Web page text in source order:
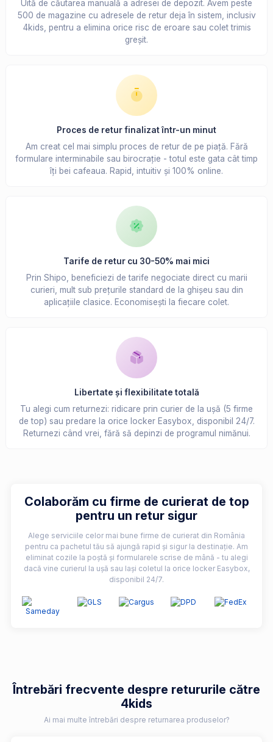
Uită de căutarea manuală a adresei de depozit. Avem peste
500 de magazine cu adresele de retur deja în sistem, inclusiv
4kids, pentru a elimina orice risc de eroare sau colet trimis
greșit.
Proces de retur finalizat într-un minut
Am creat cel mai simplu proces de retur de pe piață. Fără
formulare interminabile sau birocrație - totul este gata cât timp
îți bei cafeaua. Rapid, intuitiv și 100% online.
Tarife de retur cu 30-50% mai mici
Prin Shipo, beneficiezi de tarife negociate direct cu marii
curieri, mult sub prețurile standard de la ghișeu sau din
aplicațiile clasice. Economisești la fiecare colet.
Libertate și flexibilitate totală
Tu alegi cum returnezi: ridicare prin curier de la ușă (5 firme
de top) sau predare la orice locker Easybox, disponibil 24/7.
Returnezi când vrei, fără să depinzi de programul nimănui.
Colaborăm cu firme de curierat de top
pentru un retur sigur
Alege serviciile celor mai bune firme de curierat din România
pentru ca pachetul tău să ajungă rapid și sigur la destinație. Am
eliminat cozile la poștă și formularele scrise de mână - tu alegi
dacă vine curierul la ușă sau lași coletul la orice locker Easybox,
disponibil 24/7.
Întrebări frecvente despre retururile către
4kids
Ai mai multe întrebări despre returnarea produselor?